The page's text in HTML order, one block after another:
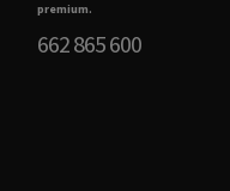
premium.
662 865 600